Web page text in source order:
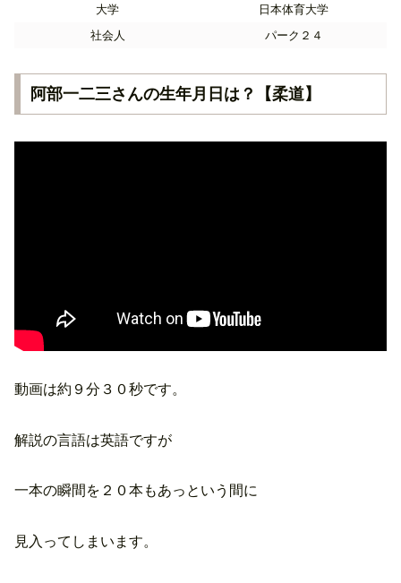
大学
日本体育大学
社会人
パーク２４
阿部一二三さんの生年月日は？【柔道】
動画は約９分３０秒です。
解説の言語は英語ですが
一本の瞬間を２０本もあっという間に
見入ってしまいます。